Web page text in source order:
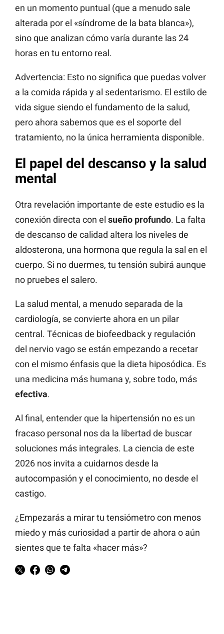
en un momento puntual (que a menudo sale
alterada por el «síndrome de la bata blanca»),
sino que analizan cómo varía durante las 24
horas en tu entorno real.
Advertencia: Esto no significa que puedas volver
a la comida rápida y al sedentarismo. El estilo de
vida sigue siendo el fundamento de la salud,
pero ahora sabemos que es el soporte del
tratamiento, no la única herramienta disponible.
El papel del descanso y la salud
mental
Otra revelación importante de este estudio es la
conexión directa con el sueño profundo. La falta
de descanso de calidad altera los niveles de
aldosterona, una hormona que regula la sal en el
cuerpo. Si no duermes, tu tensión subirá aunque
no pruebes el salero.
La salud mental, a menudo separada de la
cardiología, se convierte ahora en un pilar
central. Técnicas de biofeedback y regulación
del nervio vago se están empezando a recetar
con el mismo énfasis que la dieta hiposódica. Es
una medicina más humana y, sobre todo, más
efectiva.
Al final, entender que la hipertensión no es un
fracaso personal nos da la libertad de buscar
soluciones más integrales. La ciencia de este
2026 nos invita a cuidarnos desde la
autocompasión y el conocimiento, no desde el
castigo.
¿Empezarás a mirar tu tensiómetro con menos
miedo y más curiosidad a partir de ahora o aún
sientes que te falta «hacer más»?